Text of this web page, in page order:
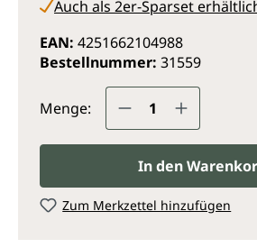
Auch als 2er-Sparset
EAN: 4251662104988
Bestellnummer: 31559
Menge: Produkt
In den
Zum Merkzettel hinzufügen